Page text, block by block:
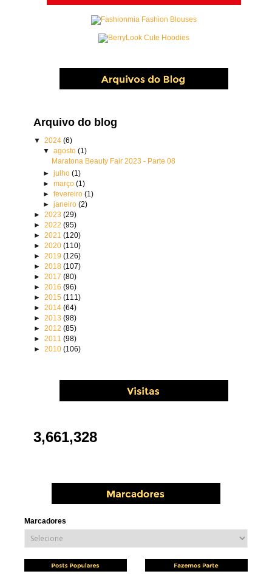
Arquivo do blog
▼2024(6)
▼ agosto (1)
Maratona Beauty Fair 2023 - Parte 08
► julho (1)
► março (1)
► fevereiro (1)
► janeiro (2)
►2023(29)
►2022(95)
►2021(120)
►2020(110)
►2019(126)
►2018(107)
►2017(80)
►2016(96)
►2015(111)
►2014(64)
►2013(98)
►2012(85)
►2011(98)
►2010(106)
3,661,328
Marcadores